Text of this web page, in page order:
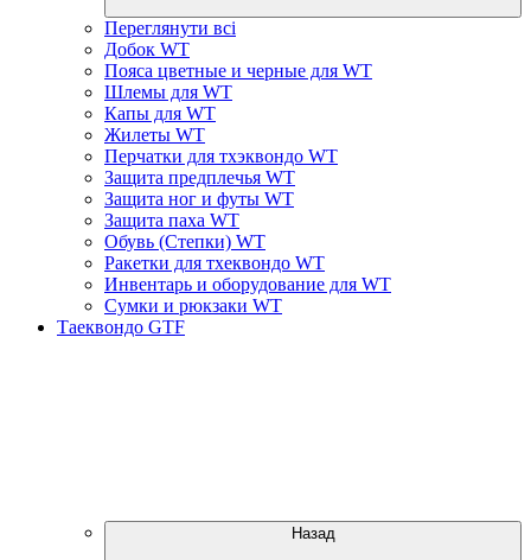
Переглянути всі
Добок WT
Пояса цветные и черные для WT
Шлемы для WT
Капы для WT
Жилеты WT
Перчатки для тхэквондо WT
Защита предплечья WT
Защита ног и футы WT
Защита паха WT
Обувь (Степки) WT
Ракетки для тхеквондо WT
Инвентарь и оборудование для WT
Сумки и рюкзаки WT
Таеквондо GTF
Назад